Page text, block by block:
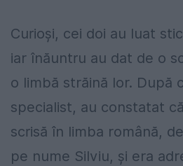
Curioși, cei doi au luat
iar înăuntru au dat de o
o limbă străină lor. După
specialist, au constatat
scrisă în limba română,
pe nume Silviu, și era